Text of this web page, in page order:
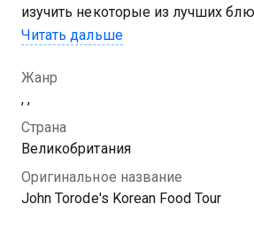
изучить некоторые из лучших
Затем на своей кухне в Сеуле он
блюд, добавив нотку
Посмотреть онлайн 1 сезон
Торода вы можете совершенно
хорошем HD качестве на
Читать дальше
Жанр
, ,
Страна
Великобритания
Оригинальное название
John Torode's Korean Food Tour